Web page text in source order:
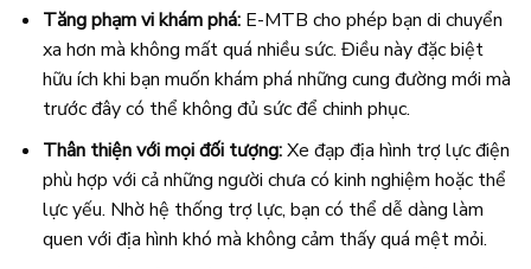
Tăng phạm vi khám phá:E-MTB cho phép bạn di chuyển
xa hơn mà không mất quá nhiều sức. Điều này đặc biệt
hữu ích khi bạn muốn khám phá những cung đường mới mà
trước đây có thể không đủ sức để chinh phục.
Thân thiện với mọi đối tượng:Xe đạp địa hình trợ lực điện
phù hợp với cả những người chưa có kinh nghiệm hoặc thể
lực yếu. Nhờ hệ thống trợ lực, bạn có thể dễ dàng làm
quen với địa hình khó mà không cảm thấy quá mệt mỏi.